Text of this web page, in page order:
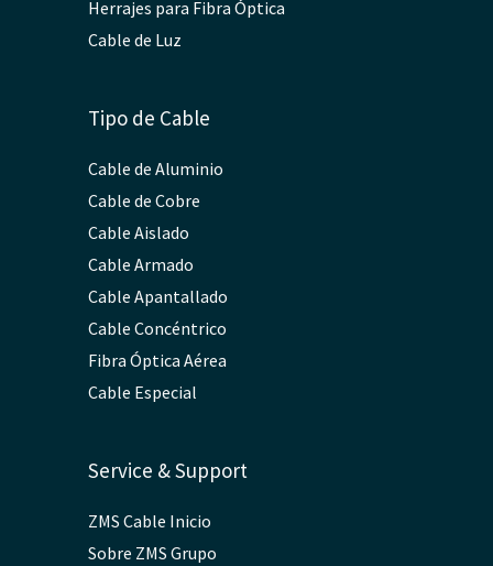
Herrajes para Fibra Óptica
Cable de Luz
Tipo de Cable
Cable de Aluminio
Cable de Cobre
Cable Aislado
Cable Armado
Cable Apantallado
Cable Concéntrico
Fibra Óptica Aérea
Cable Especial
Service & Support
ZMS Cable Inicio
Sobre ZMS Grupo